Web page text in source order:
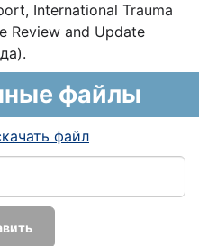
International Trauma
Review and Update
файлы
файл